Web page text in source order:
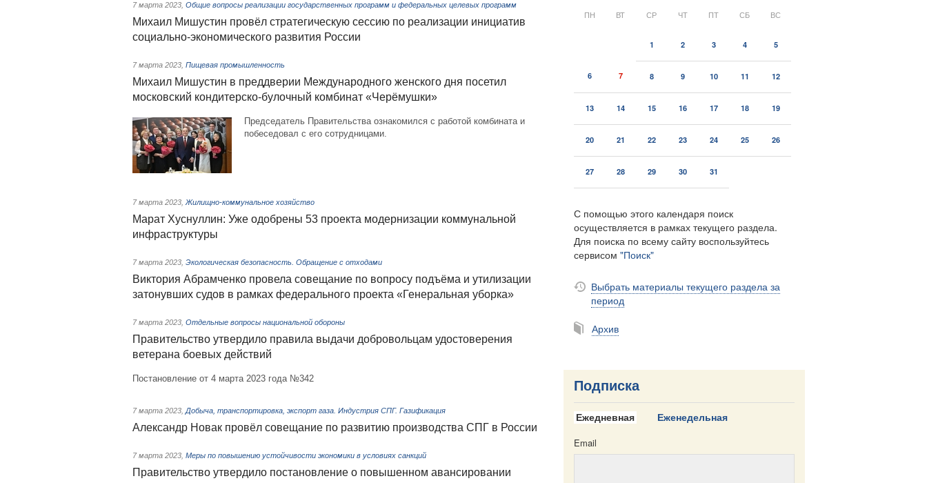
7 марта 2023 Общие вопросы реализации государственных программ и федеральных целевых программ
Михаил Мишустин провёл стратегическую сессию по реализации инициатив
социально-экономического развития России
7 марта 2023 Пищевая промышленность
Михаил Мишустин в преддверии Международного женского дня посетил
московский кондитерско-булочный комбинат «Черёмушки»
Председатель Правительства ознакомился с работой комбината и
побеседовал с его сотрудницами.
7 марта 2023 Жилищно-коммунальное хозяйство
Марат Хуснуллин: Уже одобрены 53 проекта модернизации коммунальной
инфраструктуры
7 марта 2023 Экологическая безопасность. Обращение с отходами
Виктория Абрамченко провела совещание по вопросу подъёма и утилизации
затонувших судов в рамках федерального проекта «Генеральная уборка»
7 марта 2023 Отдельные вопросы национальной обороны
Правительство утвердило правила выдачи добровольцам удостоверения
ветерана боевых действий
Постановление от 4 марта 2023 года №342
7 марта 2023 Добыча, транспортировка, экспорт газа. Индустрия СПГ. Газификация
Александр Новак провёл совещание по развитию производства СПГ в России
7 марта 2023 Меры по повышению устойчивости экономики в условиях санкций
Правительство утвердило постановление о повышенном авансировании
ПН ВТ СР ЧТ ПТ СБ ВС
1 2 3 4 5
6 7 8 9 10 11 12
13 14 15 16 17 18 19
20 21 22 23 24 25 26
27 28 29 30 31
С помощью этого календаря поиск
осуществляется в рамках текущего раздела.
Для поиска по всему сайту воспользуйтесь
сервисом "Поиск"
Выбрать материалы текущего раздела за
период
Архив
Подписка
Ежедневная Еженедельная
Email